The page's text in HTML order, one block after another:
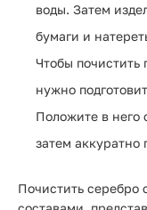
воды. Затем
бумаги и
Чтобы
нужно
Положите в него
затем аккуратно
Почистить